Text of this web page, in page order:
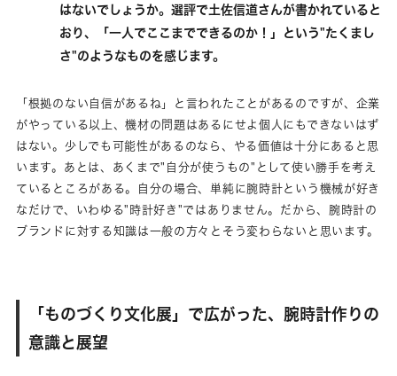
はないでしょうか。選評で土佐信道さんが書かれていると
おり、「一人でここまでできるのか！」という"たくまし
さ"のようなものを感じます。
「根拠のない自信があるね」と言われたことがあるのですが、企業
がやっている以上、機材の問題はあるにせよ個人にもできないはず
はない。少しでも可能性があるのなら、やる価値は十分にあると思
います。あとは、あくまで"自分が使うもの"として使い勝手を考え
ているところがある。自分の場合、単純に腕時計という機械が好き
なだけで、いわゆる"時計好き"ではありません。だから、腕時計の
ブランドに対する知識は一般の方々とそう変わらないと思います。
「ものづくり文化展」で広がった、腕時計作りの
意識と展望